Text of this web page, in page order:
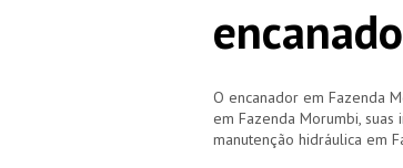
O encanador em Fazenda
em Fazenda Morumbi,
manutenção hidráulica em